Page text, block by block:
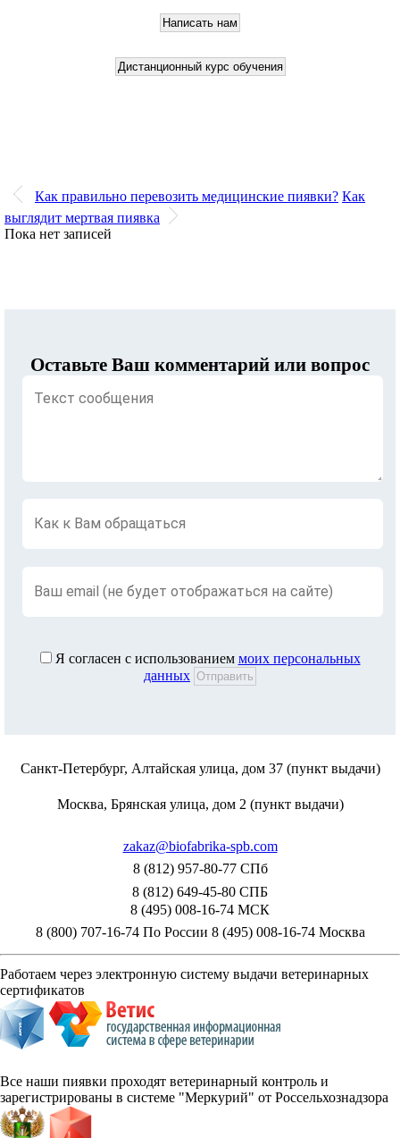
Как правильно перевозить медицинские пиявки? Как
выглядит мертвая пиявка
Пока нет записей
Оставьте Ваш комментарий или вопрос
Я согласен с использованием моих персональных
данных
Санкт-Петербург, Алтайская улица, дом 37 (пункт выдачи)
Москва, Брянская улица, дом 2 (пункт выдачи)
zakaz@biofabrika-spb.com
8 (812) 957-80-77 СПб
8 (812) 649-45-80 СПБ
8 (495) 008-16-74 МСК
8 (800) 707-16-74 По России 8 (495) 008-16-74 Москва
Работаем через электронную систему выдачи ветеринарных
сертификатов
Все наши пиявки проходят ветеринарный контроль и
зарегистрированы в системе "Меркурий" от Россельхознадзора